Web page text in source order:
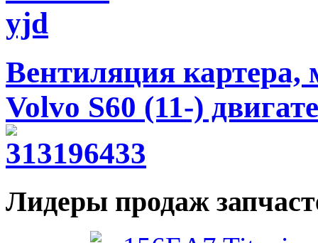
Вентиляция картера,
Volvo S60 (11-)
Лидеры продаж